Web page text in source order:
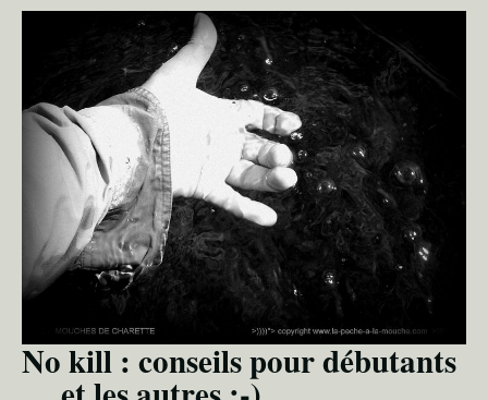
No kill : conseils pour débutants